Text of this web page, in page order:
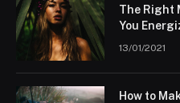
The Right
You
13/01/2021
How to